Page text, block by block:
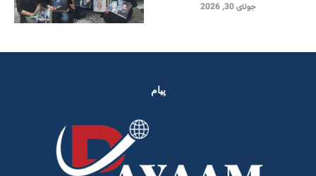
جولای 30, 2026
پیام